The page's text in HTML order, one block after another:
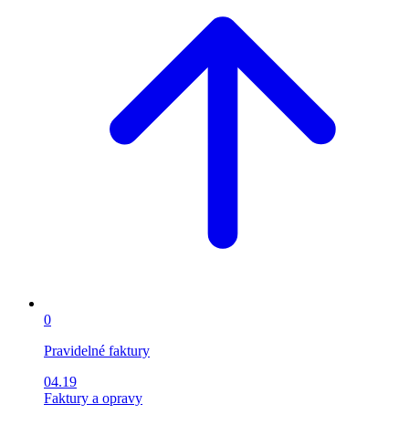
0
Pravidelné faktury
04.19
Faktury a opravy